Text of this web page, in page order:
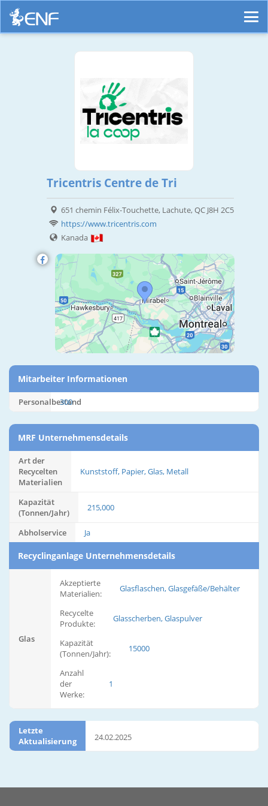
Tricentris Centre de Tri
651 chemin Félix-Touchette, Lachute, QC J8H 2C5
https://www.tricentris.com
Kanada
Mitarbeiter Informationen
Personalbestand
300
MRF Unternehmensdetails
Art der
Recycelten
Materialien
Kunststoff, Papier, Glas, Metall
Kapazität
(Tonnen/Jahr)
215,000
Abholservice Ja
Recyclinganlage Unternehmensdetails
Glas
Akzeptierte
Materialien:
Glasflaschen, Glasgefäße/Behälter
Recycelte
Produkte:
Glasscherben, Glaspulver
Kapazität
(Tonnen/Jahr):
15000
Anzahl
der
Werke:
1
Letzte
Aktualisierung
24.02.2025